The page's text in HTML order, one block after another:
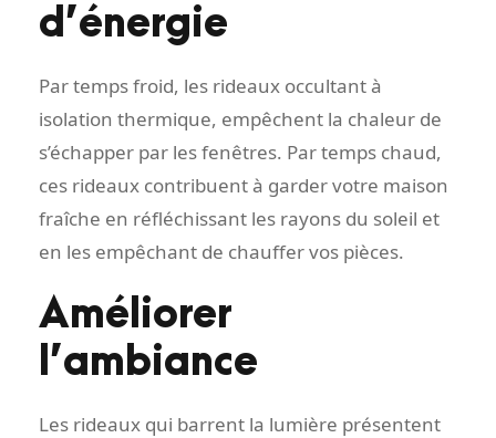
d’énergie
Par temps froid, les rideaux occultant à
isolation thermique, empêchent la chaleur de
s’échapper par les fenêtres. Par temps chaud,
ces rideaux contribuent à garder votre maison
fraîche en réfléchissant les rayons du soleil et
en les empêchant de chauffer vos pièces.
Améliorer
l’ambiance
Les rideaux qui barrent la lumière présentent